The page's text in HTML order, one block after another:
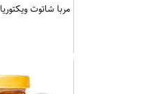
مربا شاتوت ویکتوریا 245 گرمی موسوي